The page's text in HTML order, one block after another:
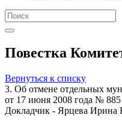
Повестка
Вернуться к списку
3. Об отмене отдельных
от 17 июня 2008 года №
Докладчик - Ярцева Ирина